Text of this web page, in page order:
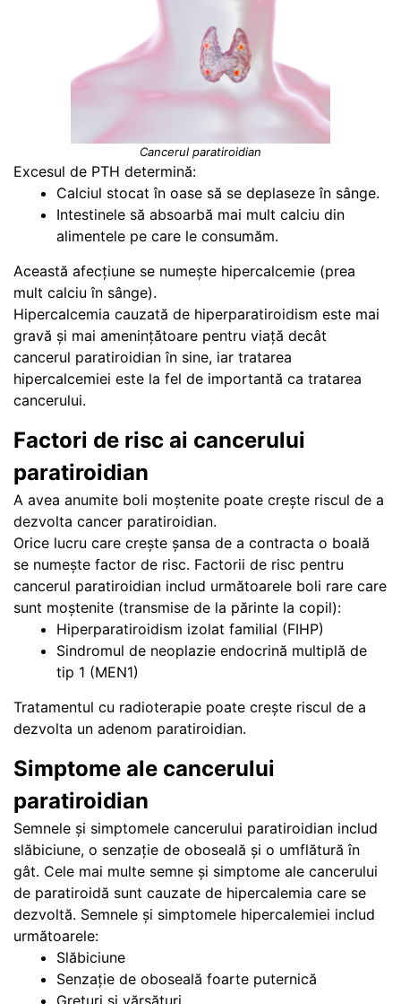
Cancerul paratiroidian
Excesul de PTH determină:
Calciul stocat în oase să se deplaseze în sânge.
Intestinele să absoarbă mai mult calciu din
alimentele pe care le consumăm.
Această afecțiune se numește hipercalcemie (prea
mult calciu în sânge).
Hipercalcemia cauzată de hiperparatiroidism este mai
gravă și mai amenințătoare pentru viață decât
cancerul paratiroidian în sine, iar tratarea
hipercalcemiei este la fel de importantă ca tratarea
cancerului.
Factori de risc ai cancerului
paratiroidian
A avea anumite boli moștenite poate crește riscul de a
dezvolta cancer paratiroidian.
Orice lucru care crește șansa de a contracta o boală
se numește factor de risc. Factorii de risc pentru
cancerul paratiroidian includ următoarele boli rare care
sunt moștenite (transmise de la părinte la copil):
Hiperparatiroidism izolat familial (FIHP)
Sindromul de neoplazie endocrină multiplă de
tip 1 (MEN1)
Tratamentul cu radioterapie poate crește riscul de a
dezvolta un adenom paratiroidian.
Simptome ale cancerului
paratiroidian
Semnele și simptomele cancerului paratiroidian includ
slăbiciune, o senzație de oboseală și o umflătură în
gât. Cele mai multe semne și simptome ale cancerului
de paratiroidă sunt cauzate de hipercalemia care se
dezvoltă. Semnele și simptomele hipercalemiei includ
următoarele:
Slăbiciune
Senzație de oboseală foarte puternică